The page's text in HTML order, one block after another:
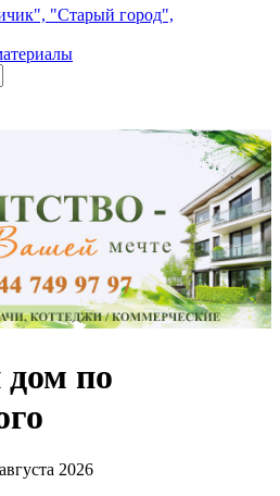
"Старый город",
по
2026